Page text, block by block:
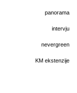
panorama
intervju
nevergreen
KM ekstenzije